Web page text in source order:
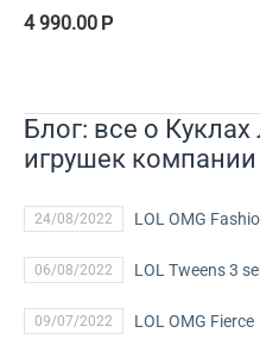
4 990.00 Р
Блог: все о
игрушек
24/08/2022 LOL OMG
06/08/2022 LOL Tweens 3
09/07/2022 LOL OMG Fierce